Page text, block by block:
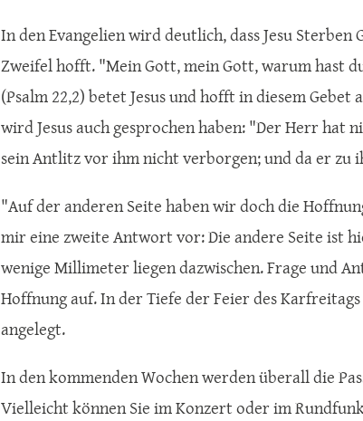
In den Evangelien wird deutlich, dass Jesu
Zweifel hofft. "Mein Gott, mein Gott, warum hast
(Psalm 22,2) betet Jesus und hofft in diesem
wird Jesus auch gesprochen haben: "Der Herr hat
sein Antlitz vor ihm nicht verborgen; und da er zu
"Auf der anderen Seite haben wir doch die
mir eine zweite Antwort vor: Die andere Seite ist
wenige Millimeter liegen dazwischen. Frage und
Hoffnung auf. In der Tiefe der Feier des
angelegt.
In den kommenden Wochen werden überall die
Vielleicht können Sie im Konzert oder im